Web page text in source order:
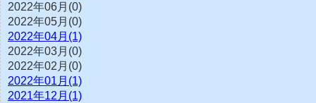
2022年06月(0)
2022年05月(0)
2022年04月(1)
2022年03月(0)
2022年02月(0)
2022年01月(1)
2021年12月(1)